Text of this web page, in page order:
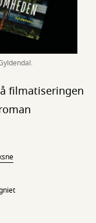
filmatiseringen